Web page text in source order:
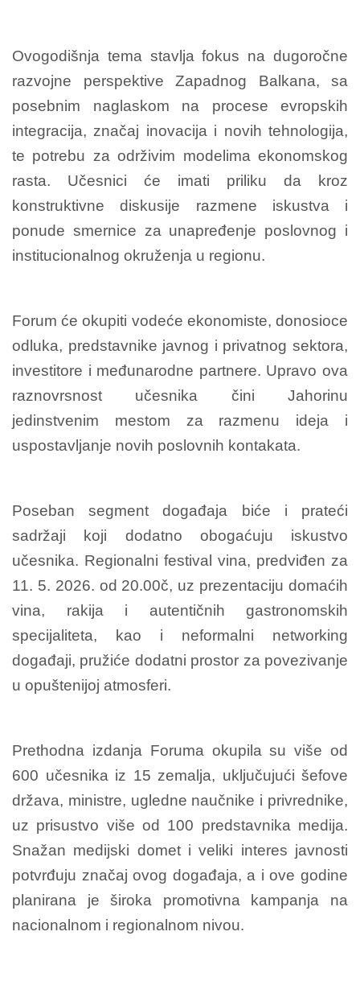
Ovogodišnja tema stavlja fokus na dugoročne
razvojne perspektive Zapadnog Balkana, sa
posebnim naglaskom na procese evropskih
integracija, značaj inovacija i novih tehnologija,
te potrebu za održivim modelima ekonomskog
rasta. Učesnici će imati priliku da kroz
konstruktivne diskusije razmene iskustva i
ponude smernice za unapređenje poslovnog i
institucionalnog okruženja u regionu.
Forum će okupiti vodeće ekonomiste, donosioce
odluka, predstavnike javnog i privatnog sektora,
investitore i međunarodne partnere. Upravo ova
raznovrsnost učesnika čini Jahorinu
jedinstvenim mestom za razmenu ideja i
uspostavljanje novih poslovnih kontakata.
Poseban segment događaja biće i prateći
sadržaji koji dodatno obogaćuju iskustvo
učesnika. Regionalni festival vina, predviđen za
11. 5. 2026. od 20.00č, uz prezentaciju domaćih
vina, rakija i autentičnih gastronomskih
specijaliteta, kao i neformalni networking
događaji, pružiće dodatni prostor za povezivanje
u opuštenijoj atmosferi.
Prethodna izdanja Foruma okupila su više od
600 učesnika iz 15 zemalja, uključujući šefove
država, ministre, ugledne naučnike i privrednike,
uz prisustvo više od 100 predstavnika medija.
Snažan medijski domet i veliki interes javnosti
potvrđuju značaj ovog događaja, a i ove godine
planirana je široka promotivna kampanja na
nacionalnom i regionalnom nivou.